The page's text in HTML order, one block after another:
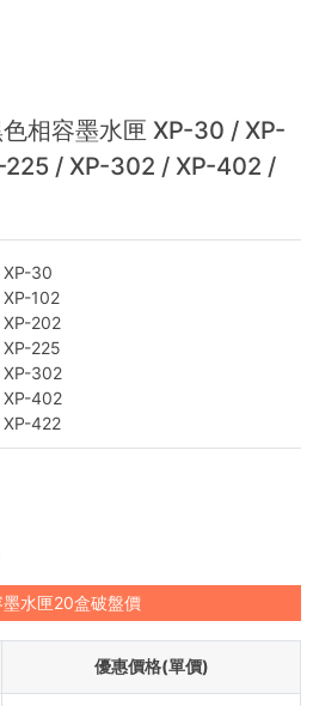
相容墨水匣 XP-30 / XP-
225 / XP-302 / XP-402 /
XP-30
102
XP-202
225
XP-302
XP-402
XP-422
墨水匣20盒破盤價
優惠價格(單價)